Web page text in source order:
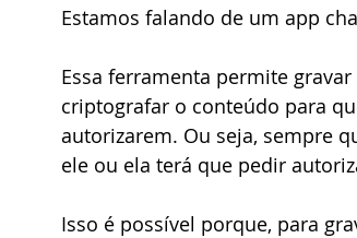
Estamos falando de um app
Essa ferramenta permite
criptografar o conteúdo para
autorizarem. Ou seja, sempre
ele ou ela terá que pedir
Isso é possível porque, para